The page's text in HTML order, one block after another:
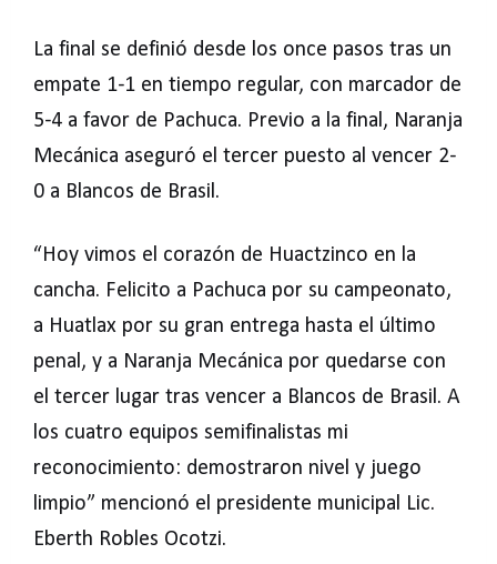
La final se definió desde los once pasos tras un
empate 1-1 en tiempo regular, con marcador de
5-4 a favor de Pachuca. Previo a la final, Naranja
Mecánica aseguró el tercer puesto al vencer 2-
0 a Blancos de Brasil.
“Hoy vimos el corazón de Huactzinco en la
cancha. Felicito a Pachuca por su campeonato,
a Huatlax por su gran entrega hasta el último
penal, y a Naranja Mecánica por quedarse con
el tercer lugar tras vencer a Blancos de Brasil. A
los cuatro equipos semifinalistas mi
reconocimiento: demostraron nivel y juego
limpio” mencionó el presidente municipal Lic.
Eberth Robles Ocotzi.